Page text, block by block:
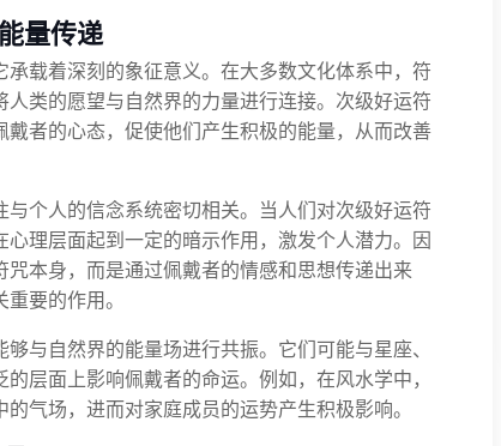
量传递
载着深刻的象征意义。在大多数文化体系中，符
类的愿望与自然界的力量进行连接。次级好运符
者的心态，促使他们产生积极的能量，从而改善
个人的信念系统密切相关。当人们对次级好运符
理层面起到一定的暗示作用，激发个人潜力。因
本身，而是通过佩戴者的情感和思想传递出来
要的作用。
与自然界的能量场进行共振。它们可能与星座、
层面上影响佩戴者的命运。例如，在风水学中，
气场，进而对家庭成员的运势产生积极影响。